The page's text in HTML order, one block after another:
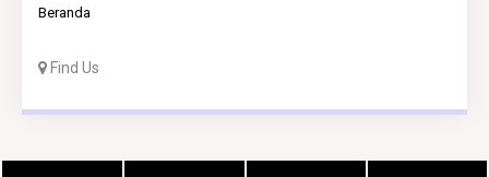
Beranda
Find Us